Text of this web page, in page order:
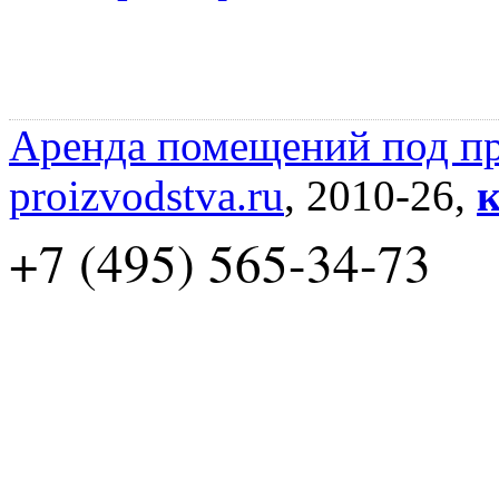
Аренда помещений под
proizvodstva.ru, 2010-26,
+7 (495) 565-34-73